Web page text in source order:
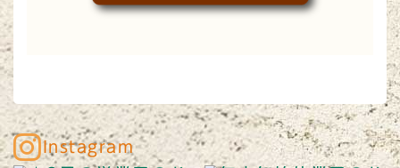
Instagram